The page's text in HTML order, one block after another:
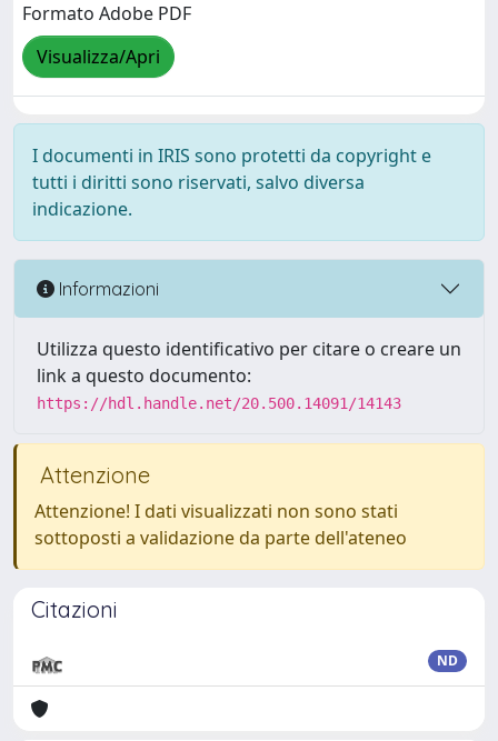
Formato Adobe PDF
Visualizza/Apri
I documenti in IRIS sono protetti da copyright e
tutti i diritti sono riservati, salvo diversa
indicazione.
Informazioni
Utilizza questo identificativo per citare o creare un
link a questo documento:
https://hdl.handle.net/20.500.14091/14143
Attenzione
Attenzione! I dati visualizzati non sono stati
sottoposti a validazione da parte dell'ateneo
Citazioni
ND